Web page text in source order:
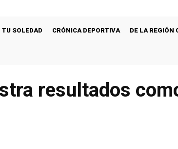
TU SOLEDAD CRÓNICA DEPORTIVA DE LA REGIÓN
resultados